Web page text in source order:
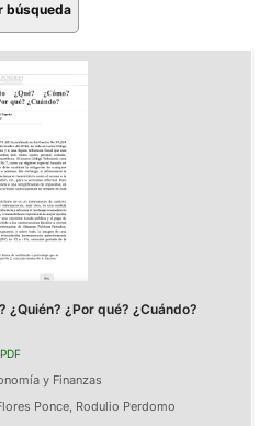
búsqueda
¿Quién? ¿Por qué? ¿Cuándo?
PDF
y Finanzas
Ponce, Rodulio Perdomo